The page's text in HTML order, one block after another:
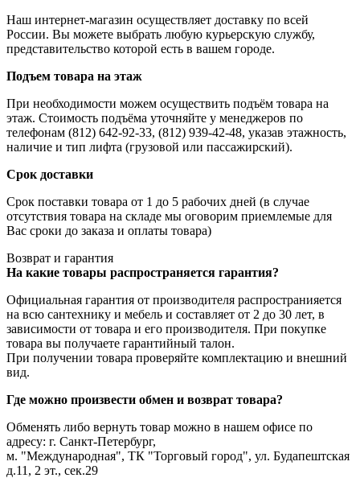
Наш интернет-магазин осуществляет доставку по всей
России. Вы можете выбрать любую курьерскую службу,
представительство которой есть в вашем городе.
Подъем товара на этаж
При необходимости можем осуществить подъём товара на
этаж. Стоимость подъёма уточняйте у менеджеров по
телефонам (812) 642-92-33, (812) 939-42-48, указав этажность,
наличие и тип лифта (грузовой или пассажирский).
Срок доставки
Срок поставки товара от 1 до 5 рабочих дней (в случае
отсутствия товара на складе мы оговорим приемлемые для
Вас сроки до заказа и оплаты товара)
Возврат и гарантия
На какие товары распространяется гарантия?
Официальная гарантия от производителя распространияется
на всю сантехнику и мебель и составляет от 2 до 30 лет, в
зависимости от товара и его производителя. При покупке
товара вы получаете гарантийный талон.
При получении товара проверяйте комплектацию и внешний
вид.
Где можно произвести обмен и возврат товара?
Обменять либо вернуть товар можно в нашем офисе по
адресу: г. Санкт-Петербург,
м. "Международная", ТК "Торговый город", ул. Будапештская
д.11, 2 эт., сек.29